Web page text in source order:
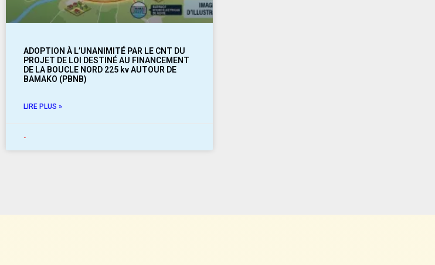
ADOPTION À L’UNANIMITÉ PAR LE CNT DU
PROJET DE LOI DESTINÉ AU FINANCEMENT
DE LA BOUCLE NORD 225 kv AUTOUR DE
BAMAKO (PBNB)
LIRE PLUS »
-